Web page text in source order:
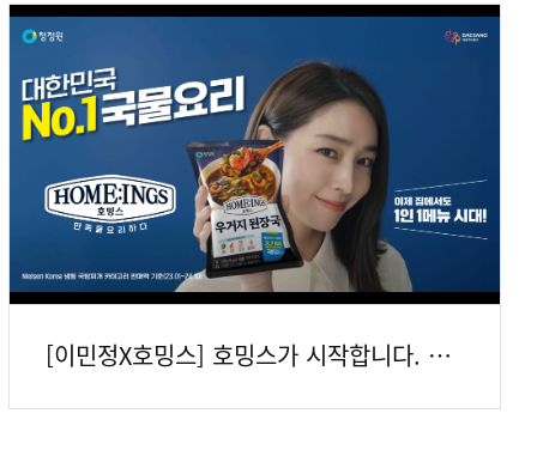
[이민정X호밍스] 호밍스가 시작합니다. 이제 집에서도 1인 1메뉴 시대!